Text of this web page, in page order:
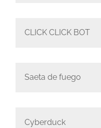
CLICK CLICK BOT
Saeta de fuego
Cyberduck